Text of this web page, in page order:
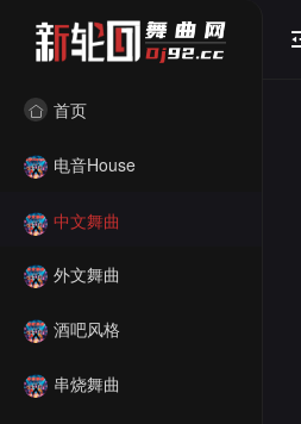
首页
电音House
中文舞曲
外文舞曲
酒吧风格
串烧舞曲